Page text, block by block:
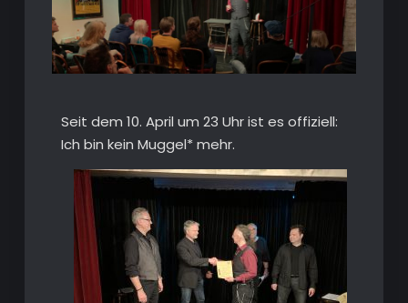
Seit dem 10. April um 23 Uhr ist es offiziell:
Ich bin kein Muggel* mehr.